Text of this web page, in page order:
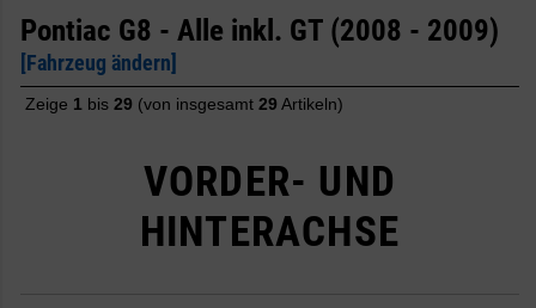
Pontiac G8 - Alle inkl. GT (2008 - 2009)
[Fahrzeug ändern]
Zeige 1 bis 29 (von insgesamt 29 Artikeln)
VORDER- UND
HINTERACHSE